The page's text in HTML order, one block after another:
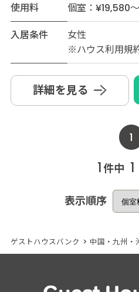
使用料
個室：¥19,580
入居条件
女性
※ハウス利用規
詳細を見る
1
1 件中
表示順序
ゲストハウスバンク > 中国・九州・